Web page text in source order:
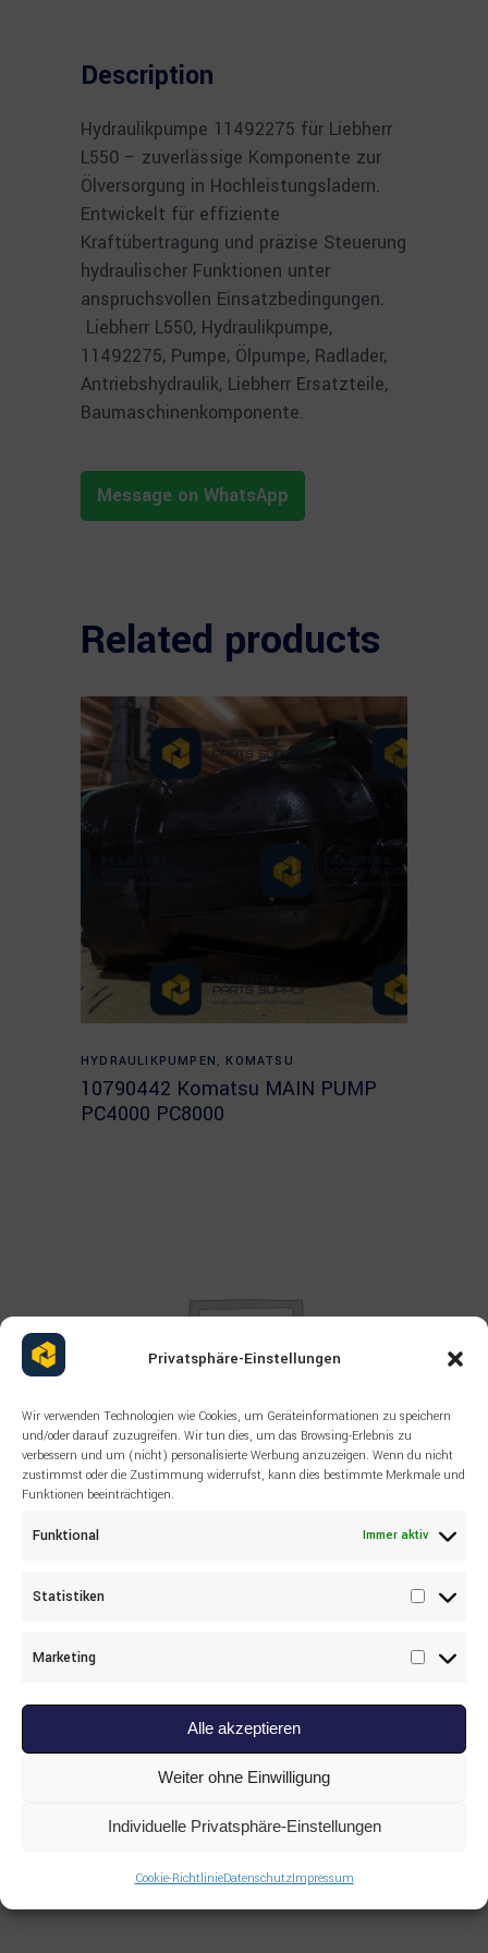
Privatsphäre-Einstellungen
Wir verwenden Technologien wie Cookies, um Geräteinformationen zu speichern
und/oder darauf zuzugreifen. Wir tun dies, um das Browsing-Erlebnis zu
verbessern und um (nicht) personalisierte Werbung anzuzeigen. Wenn du nicht
zustimmst oder die Zustimmung widerrufst, kann dies bestimmte Merkmale und
Funktionen beeinträchtigen.
Funktional Immer aktiv
Statistiken
Marketing
Alle akzeptieren
Weiter ohne Einwilligung
Individuelle Privatsphäre-Einstellungen
Cookie-RichtlinieDatenschutzImpressum
Description
Hydraulikpumpe 11492275 für Liebherr
L550 – zuverlässige Komponente zur
Ölversorgung in Hochleistungsladern.
Entwickelt für effiziente
Kraftübertragung und präzise Steuerung
hydraulischer Funktionen unter
anspruchsvollen Einsatzbedingungen.
Liebherr L550, Hydraulikpumpe,
11492275, Pumpe, Ölpumpe, Radlader,
Antriebshydraulik, Liebherr Ersatzteile,
Baumaschinenkomponente.
Message on WhatsApp
Related products
Read more
HYDRAULIKPUMPEN , KOMATSU
10790442 Komatsu MAIN PUMP
PC4000 PC8000
Oil